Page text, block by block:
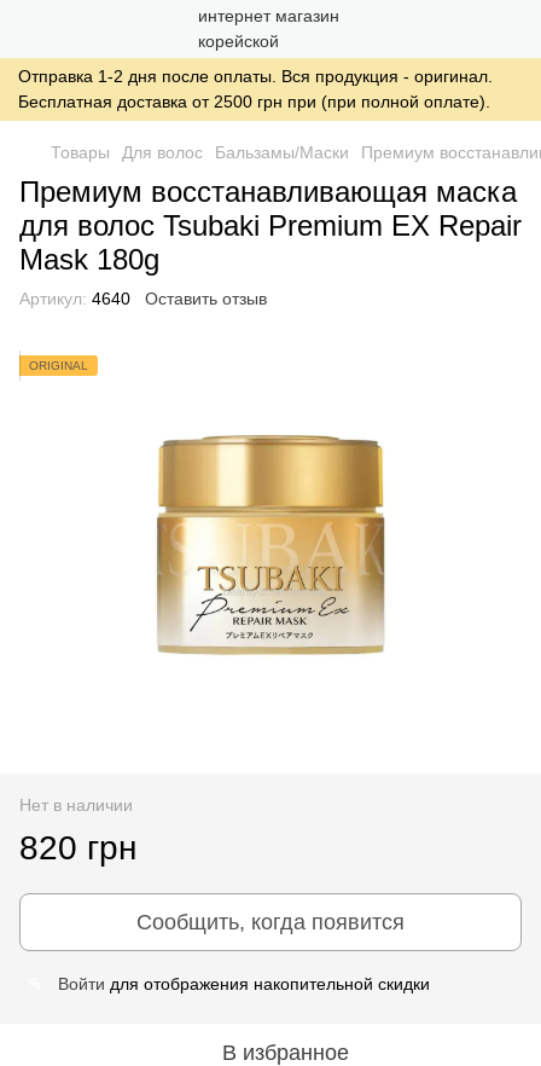
Отправка 1-2 дня после оплаты. Вся продукция - оригинал.
Бесплатная доставка от 2500 грн при (при полной оплате).
Товары Для волос Бальзамы/Маски Премиум
Премиум восстанавливающая маска
для волос Tsubaki Premium EX Repair
Mask 180g
Артикул: 4640 Оставить отзыв
ORIGINAL
Нет в наличии
820 грн
Сообщить, когда появится
Войти для отображения накопительной скидки
В избранное